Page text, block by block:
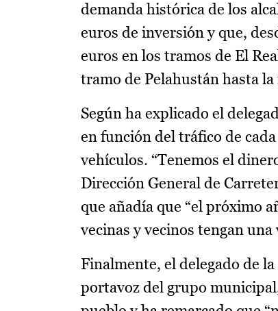
demanda histórica de los
euros de inversión y que,
euros en los tramos de El
tramo de Pelahustán hasta
Según ha explicado el
en función del tráfico de
vehículos. “Tenemos el
Dirección General de
que añadía que “el próximo
vecinas y vecinos tengan
Finalmente, el delegado de
portavoz del grupo